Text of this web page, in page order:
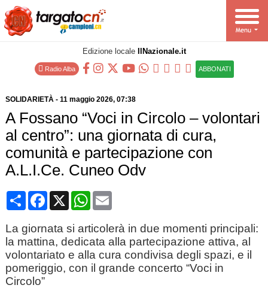
Edizione locale IlNazionale.it
Radio Alba ABBONATI
SOLIDARIETÀ- 11 maggio 2026, 07:38
A Fossano “Voci in Circolo – volontari
al centro”: una giornata di cura,
comunità e partecipazione con
A.L.I.Ce. Cuneo Odv
CondividiFacebook
X WhatsApp
Email
La giornata si articolerà in due momenti principali:
la mattina, dedicata alla partecipazione attiva, al
volontariato e alla cura condivisa degli spazi, e il
pomeriggio, con il grande concerto “Voci in
Circolo”